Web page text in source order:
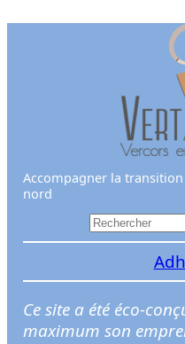
Accompagner la
nord
e
h
e
r
Ce site a été éco-
maximum son